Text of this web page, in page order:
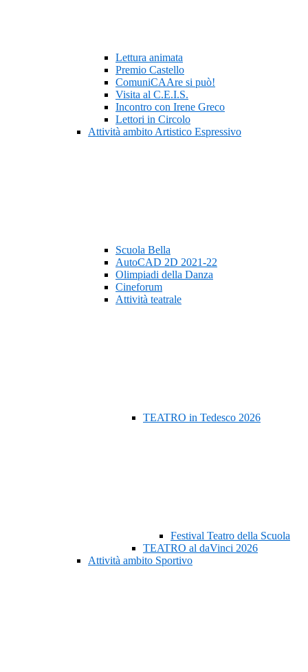
Lettura animata
Premio Castello
ComuniCAAre si può!
Visita al C.E.I.S.
Incontro con Irene Greco
Lettori in Circolo
Attività ambito Artistico Espressivo
Scuola Bella
AutoCAD 2D 2021-22
Olimpiadi della Danza
Cineforum
Attività teatrale
TEATRO in Tedesco 2026
Festival Teatro della Scuola
TEATRO al daVinci 2026
Attività ambito Sportivo